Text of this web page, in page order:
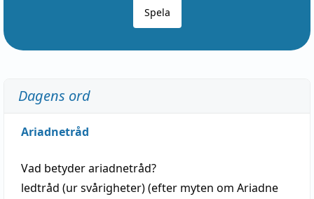
Spela
Dagens ord
Ariadnetråd
Vad betyderariadnetråd?
ledtråd (ur svårigheter) (efter myten om Ariadne